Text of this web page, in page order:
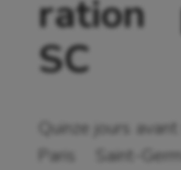
ration
SC
Quinze jours
Paris Saint-